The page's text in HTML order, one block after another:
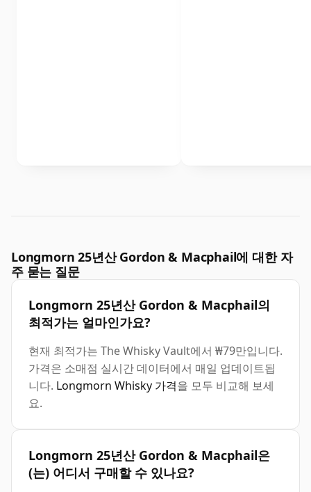
Longmorn 25년산 Gordon & Macphail에 대한 자
주 묻는 질문
Longmorn 25년산 Gordon & Macphail의
최적가는 얼마인가요?
현재 최적가는 The Whisky Vault에서 ₩79만입니다.
가격은 소매점 실시간 데이터에서 매일 업데이트됩
니다. Longmorn Whisky 가격을 모두 비교해 보세
요.
Longmorn 25년산 Gordon & Macphail은
(는) 어디서 구매할 수 있나요?